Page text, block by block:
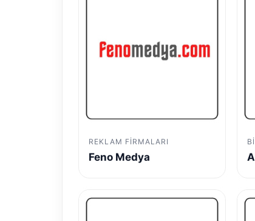
REKLAM FIRMALARI
Feno Medya